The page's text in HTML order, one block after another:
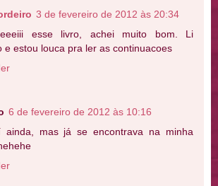
3 de fevereiro de 2012 às 20:34
esse livro, achei muito bom. Li
e estou louca pra ler as continuacoes
6 de fevereiro de 2012 às 10:16
ainda, mas já se encontrava na minha